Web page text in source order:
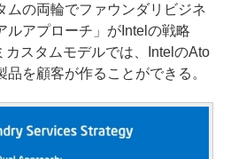
ムの両輪でファウンダリビジネ
ルアプローチ」がIntelの戦略
カスタムモデルでは、IntelのAto
を顧客が作ることができる。